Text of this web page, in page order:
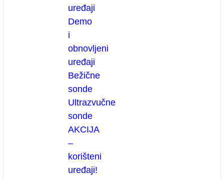
uređaji
Demo
i
obnovljeni
uređaji
Bežične
sonde
Ultrazvučne
sonde
AKCIJA
–
korišteni
uređaji!